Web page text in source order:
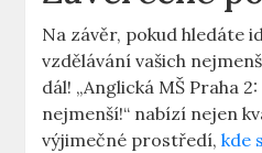
Na závěr, pokud hledáte
vzdělávání vašich
dál! „Anglická MŠ Praha
nejmenší!“ nabízí nejen
výjimečné prostředí,kde